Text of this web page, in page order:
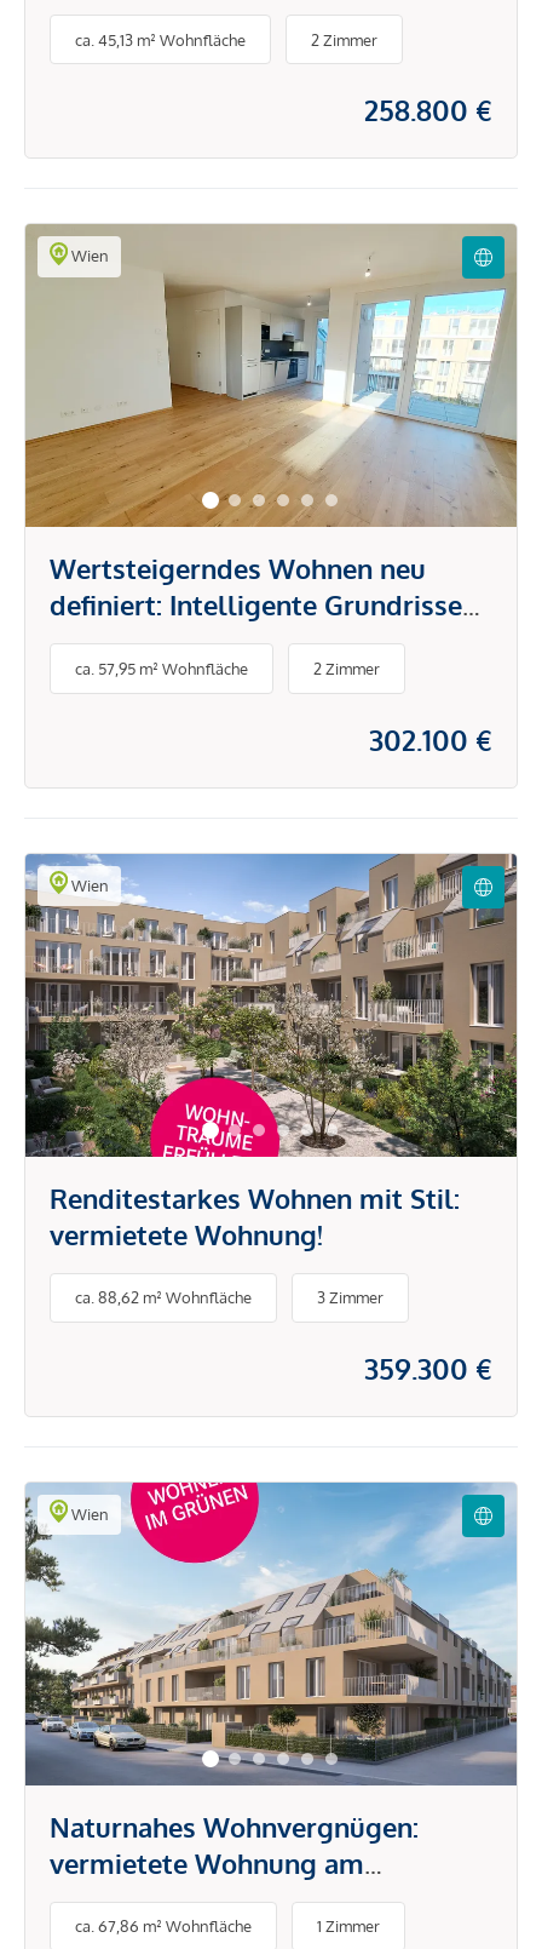
Einheiten als rentable
Investitionsmöglichkeit!
ca. 45,13 m² Wohnfläche 2 Zimmer
258.800 €
Wien
Wertsteigerndes Wohnen neu
definiert: Intelligente Grundrisse
und hochwertige Ausstattung für
eine nachhaltige Rendite
ca. 57,95 m² Wohnfläche 2 Zimmer
302.100 €
Wien
Renditestarkes Wohnen mit Stil:
vermietete Wohnung!
ca. 88,62 m² Wohnfläche 3 Zimmer
359.300 €
Wien
Naturnahes Wohnvergnügen:
vermietete Wohnung am
Bienefeld!
ca. 67,86 m² Wohnfläche 1 Zimmer